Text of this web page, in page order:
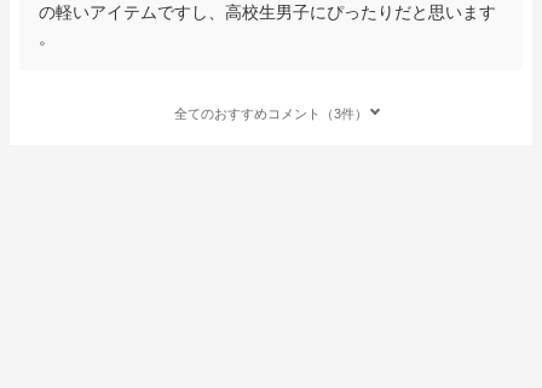
の軽いアイテムですし、高校生男子にぴったりだと思います
。
全てのおすすめコメント（3件）